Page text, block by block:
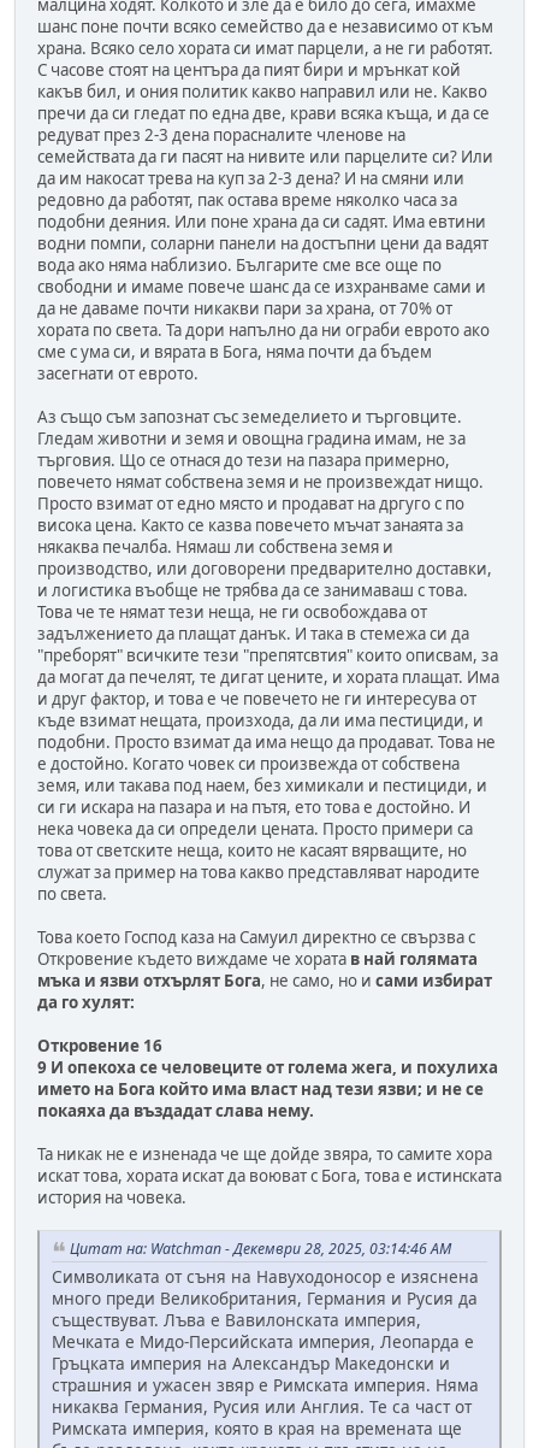
малцина ходят. Колкото и зле да е било до сега, имахме
шанс поне почти всяко семейство да е независимо от към
храна. Всяко село хората си имат парцели, а не ги работят.
С часове стоят на центъра да пият бири и мрънкат кой
какъв бил, и ония политик какво направил или не. Какво
пречи да си гледат по една две, крави всяка къща, и да се
редуват през 2-3 дена порасналите членове на
семействата да ги пасят на нивите или парцелите си? Или
да им накосат трева на куп за 2-3 дена? И на смяни или
редовно да работят, пак остава време няколко часа за
подобни деяния. Или поне храна да си садят. Има евтини
водни помпи, соларни панели на достъпни цени да вадят
вода ако няма наблизио. Българите сме все още по
свободни и имаме повече шанс да се изхранваме сами и
да не даваме почти никакви пари за храна, от 70% от
хората по света. Та дори напълно да ни ограби еврото ако
сме с ума си, и вярата в Бога, няма почти да бъдем
засегнати от еврото.
Аз също съм запознат със земеделието и търговците.
Гледам животни и земя и овощна градина имам, не за
търговия. Що се отнася до тези на пазара примерно,
повечето нямат собствена земя и не произвеждат нищо.
Просто взимат от едно място и продават на дргуго с по
висока цена. Както се казва повечето мъчат занаята за
някаква печалба. Нямаш ли собствена земя и
производство, или договорени предварително доставки,
и логистика въобще не трябва да се занимаваш с това.
Това че те нямат тези неща, не ги освобождава от
задължението да плащат данък. И така в стемежа си да
"преборят" всичките тези "препятсвтия" които описвам, за
да могат да печелят, те дигат цените, и хората плащат. Има
и друг фактор, и това е че повечето не ги интересува от
къде взимат нещата, произхода, да ли има пестициди, и
подобни. Просто взимат да има нещо да продават. Това не
е достойно. Когато човек си произвежда от собствена
земя, или такава под наем, без химикали и пестициди, и
си ги искара на пазара и на пътя, ето това е достойно. И
нека човека да си определи цената. Просто примери са
това от светските неща, които не касаят вярващите, но
служат за пример на това какво представляват народите
по света.
Това което Господ каза на Самуил директно се свързва с
Откровение където виждаме че хората в най голямата
мъка и язви отхърлят Бога, не само, но и сами избират
да го хулят:
Откровение 16
9 И опекоха се человеците от голема жега, и похулиха
името на Бога който има власт над тези язви; и не се
покаяха да въздадат слава нему.
Та никак не е изненада че ще дойде звяра, то самите хора
искат това, хората искат да воюват с Бога, това е истинската
история на човека.
Цитат на: Watchman - Декември 28, 2025, 03:14:46 AM
Символиката от съня на Навуходоносор е изяснена
много преди Великобритания, Германия и Русия да
съществуват. Лъва е Вавилонската империя,
Мечката е Мидо-Персийската империя, Леопарда е
Гръцката империя на Александър Македонски и
страшния и ужасен звяр е Римската империя. Няма
никаква Германия, Русия или Англия. Те са част от
Римската империя, която в края на времената ще